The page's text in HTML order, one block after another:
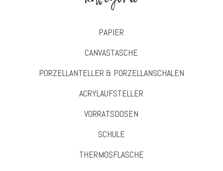
PAPIER
CANVASTASCHE
PORZELLANTELLER & PORZELLANSCHALEN
ACRYLAUFSTELLER
VORRATSDOSEN
SCHULE
THERMOSFLASCHE